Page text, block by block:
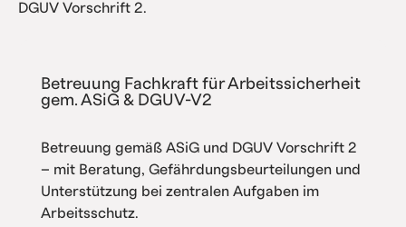
DGUV Vorschrift 2.
Betreuung Fachkraft für Arbeitssicherheit
gem. ASiG & DGUV-V2
Betreuung gemäß ASiG und DGUV Vorschrift 2
– mit Beratung, Gefährdungsbeurteilungen und
Unterstützung bei zentralen Aufgaben im
Arbeitsschutz.